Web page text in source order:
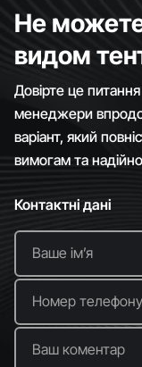
Не
видом
Довірте це
менеджери
варіант, який
вимогам та
Контактні дані
Ваше імʼя
Номер телефону
Ваш коментар